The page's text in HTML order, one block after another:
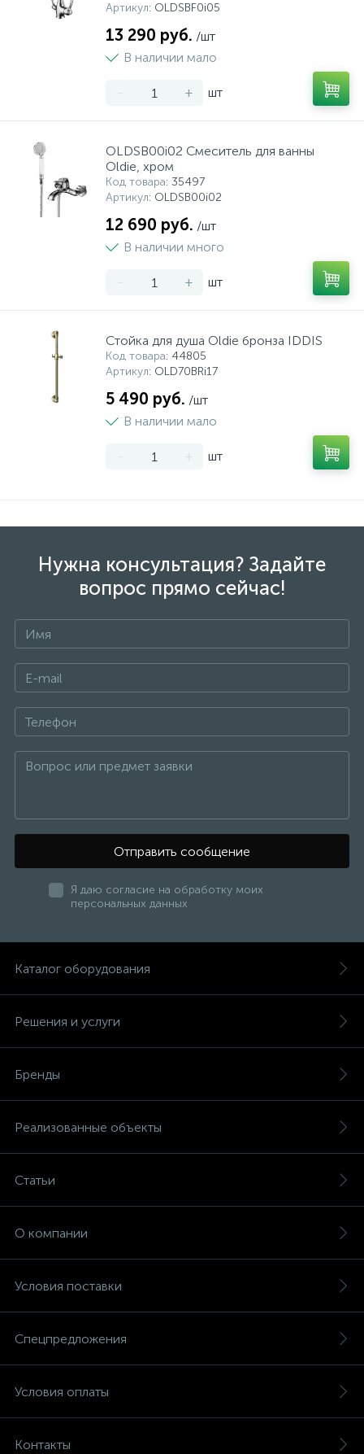
Артикул: OLDSBF0i05
13 290 руб. /шт
В наличии мало
- + шт
OLDSB00i02 Смеситель для ванны
Oldie, хром
Код товара: 35497
Артикул: OLDSB00i02
12 690 руб. /шт
В наличии много
- + шт
Стойка для душа Oldie бронза IDDIS
Код товара: 44805
Артикул: OLD70BRi17
5 490 руб. /шт
В наличии мало
- + шт
Нужна консультация? Задайте
вопрос прямо сейчас!
Отправить сообщение
Я даю согласие на обработку моих
персональных данных
Каталог оборудования
Решения и услуги
Бренды
Реализованные объекты
Статьи
О компании
Условия поставки
Спецпредложения
Условия оплаты
Контакты